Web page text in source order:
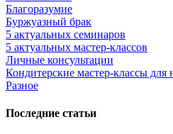
Благоразумие
Буржуазный брак
5 актуальных семинаров
5 актуальных мастер-классов
Личные консультации
Кондитерские мастер-классы
Разное
Последние статьи